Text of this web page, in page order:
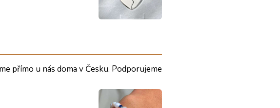
přímo u nás doma v Česku. Podporujeme